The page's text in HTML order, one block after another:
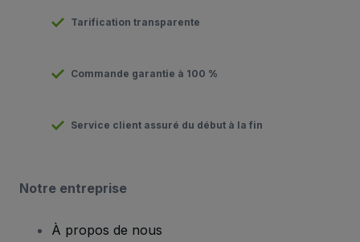
Tarification transparente
Commande garantie à 100 %
Service client assuré du début à la fin
Notre entreprise
À propos de nous